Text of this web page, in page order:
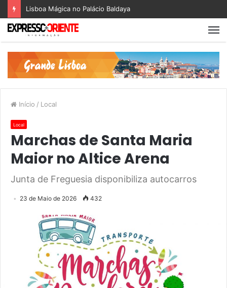
Lisboa Mágica no Palácio Baldaya
Início / Local
Local
Marchas de Santa Maria
Maior no Altice Arena
Junta de Freguesia disponibiliza autocarros
23 de Maio de 2026 432